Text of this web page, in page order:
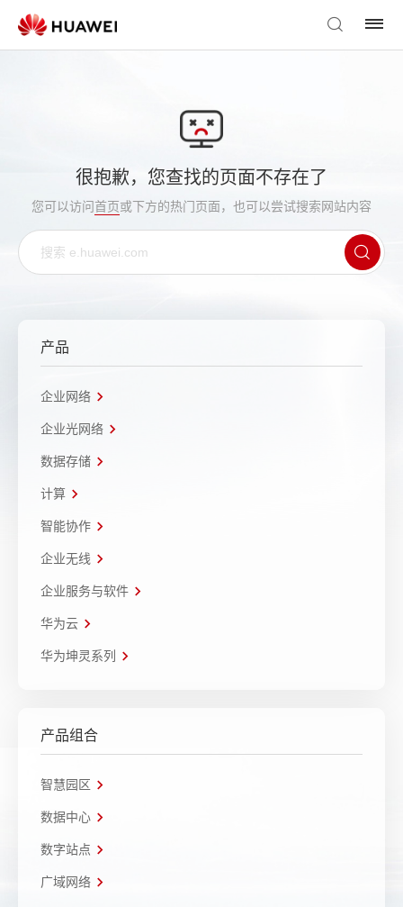
很抱歉，您查找的页面不存在了
您可以访问首页或下方的热门页面，也可以尝试搜索网站内容
产品
企业网络
企业光网络
数据存储
计算
智能协作
企业无线
企业服务与软件
华为云
华为坤灵系列
产品组合
智慧园区
数据中心
数字站点
广域网络